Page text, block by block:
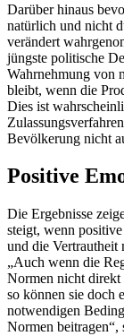
Darüber hinaus
natürlich und nicht
verändert
jüngste politische
Wahrnehmung von
bleibt, wenn die
Dies ist
Bevölkerung nicht
Positive
Die Ergebnisse
steigt, wenn
und die Vertrautheit
„Auch wenn die
Normen nicht direkt
so können sie doch
notwendigen
Normen